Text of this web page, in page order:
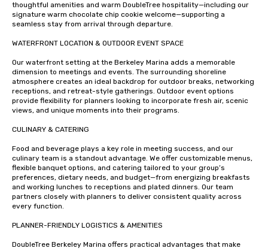
thoughtful amenities and warm DoubleTree hospitality—including our
signature warm chocolate chip cookie welcome—supporting a
seamless stay from arrival through departure.
WATERFRONT LOCATION & OUTDOOR EVENT SPACE
Our waterfront setting at the Berkeley Marina adds a memorable
dimension to meetings and events. The surrounding shoreline
atmosphere creates an ideal backdrop for outdoor breaks, networking
receptions, and retreat-style gatherings. Outdoor event options
provide flexibility for planners looking to incorporate fresh air, scenic
views, and unique moments into their programs.
CULINARY & CATERING
Food and beverage plays a key role in meeting success, and our
culinary team is a standout advantage. We offer customizable menus,
flexible banquet options, and catering tailored to your group’s
preferences, dietary needs, and budget—from energizing breakfasts
and working lunches to receptions and plated dinners. Our team
partners closely with planners to deliver consistent quality across
every function.
PLANNER-FRIENDLY LOGISTICS & AMENITIES
DoubleTree Berkeley Marina offers practical advantages that make